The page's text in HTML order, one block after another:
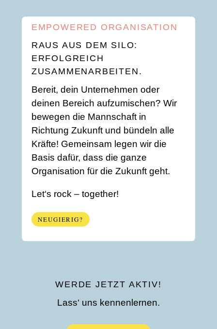
EMPOWERED ORGANISATION
RAUS AUS DEM SILO:
ERFOLGREICH
ZUSAMMENARBEITEN.
Bereit, dein Unternehmen oder
deinen Bereich aufzumischen? Wir
bewegen die Mannschaft in
Richtung Zukunft und bündeln alle
Kräfte! Gemeinsam legen wir die
Basis dafür, dass die ganze
Organisation für die Zukunft geht.
Let‘s rock – together!
NEUGIERIG?
WERDE JETZT AKTIV!
Lass‘ uns kennenlernen.